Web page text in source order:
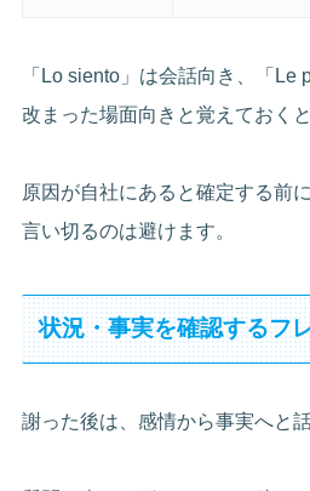
「Lo siento」は会話向き、「Le
改まった場面向きと覚えておく
原因が自社にあると確定する前
言い切るのは避けます。
状況・事実を確認するフ
謝った後は、感情から事実へと